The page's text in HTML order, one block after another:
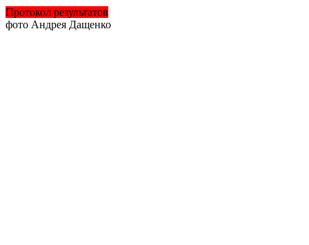
Протокол результатов
фото Андрея Дащенко